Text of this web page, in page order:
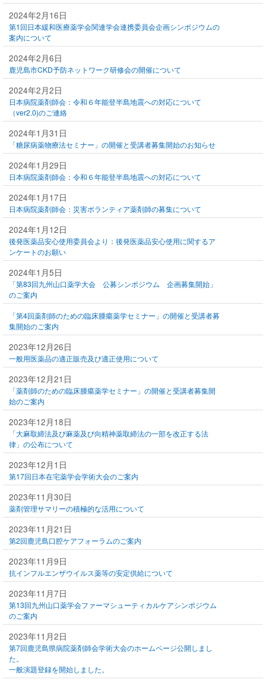
2024年2月16日
第1回日本緩和医療薬学会関連学会連携委員会企画シンポジウムの
案内について
2024年2月6日
鹿児島市CKD予防ネットワーク研修会の開催について
2024年2月2日
日本病院薬剤師会：令和６年能登半島地震への対応について
（ver2.0)のご連絡
2024年1月31日
「糖尿病薬物療法セミナー」の開催と受講者募集開始のお知らせ
2024年1月29日
日本病院薬剤師会：令和６年能登半島地震への対応について
2024年1月17日
日本病院薬剤師会：災害ボランティア薬剤師の募集について
2024年1月12日
後発医薬品安心使用委員会より：後発医薬品安心使用に関するア
ンケートのお願い
2024年1月5日
「第83回九州山口薬学大会 公募シンポジウム 企画募集開始」
のご案内
「第4回薬剤師のための臨床腫瘍薬学セミナー」の開催と受講者募
集開始のご案内
2023年12月26日
一般用医薬品の適正販売及び適正使用について
2023年12月21日
「薬剤師のための臨床腫瘍薬学セミナー」の開催と受講者募集開
始のご案内
2023年12月18日
「大麻取締法及び麻薬及び向精神薬取締法の一部を改正する法
律」の公布について
2023年12月1日
第17回日本在宅薬学会学術大会のご案内
2023年11月30日
薬剤管理サマリーの積極的な活用について
2023年11月21日
第2回鹿児島口腔ケアフォーラムのご案内
2023年11月9日
抗インフルエンザウイルス薬等の安定供給について
2023年11月7日
第13回九州山口薬学会ファーマシューティカルケアシンポジウム
のご案内
2023年11月2日
第7回⿅児島県病院薬剤師会学術大会のホームページ公開しまし
た。
一般演題登録を開始しました。